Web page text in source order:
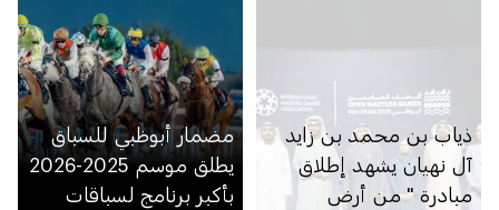
ذياب بن محمد بن زايد
آل نهيان يشهد إطلاق
مبادرة " من أرض
مضمار أبوظبي للسباق
يطلق موسم 2025-2026
بأكبر برنامج لسباقات